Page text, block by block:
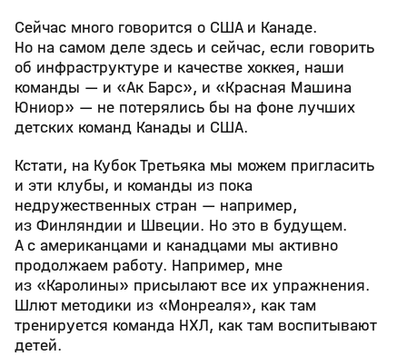
Сейчас много говорится о США и Канаде.
Но на самом деле здесь и сейчас, если говорить
об инфраструктуре и качестве хоккея, наши
команды — и «Ак Барс», и «Красная Машина
Юниор» — не потерялись бы на фоне лучших
детских команд Канады и США.
Кстати, на Кубок Третьяка мы можем пригласить
и эти клубы, и команды из пока
недружественных стран — например,
из Финляндии и Швеции. Но это в будущем.
А с американцами и канадцами мы активно
продолжаем работу. Например, мне
из «Каролины» присылают все их упражнения.
Шлют методики из «Монреаля», как там
тренируется команда НХЛ, как там воспитывают
детей.